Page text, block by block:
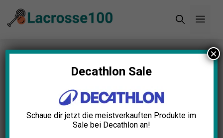
Inhalt
Startseite»Blog»Unterschied Indoor vs. Outdoor
Lacrosse: Die Fakten im Blick
Unterschied Indoor vs.
Outdoor Lacrosse: Die Fakten
im Blick
Decathlon Sale
Schaue dir jetzt die meistverkauften Produkte im
Sale bei Decathlon an!
×